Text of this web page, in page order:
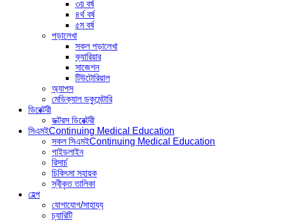
৩য় বর্ষ
৪র্থ বর্ষ
৫ম বর্ষ
পড়ালেখা
সকল পড়ালেখা
ক্যারিয়ার
সাজেশন
টিউটোরিয়াল
অ্যাপস
মেডিক্যাল ডকুমেন্টারি
ডিরেক্টরী
ডক্টরস ডিরেক্টরী
সিএমইContinuing Medical Education
সকল সিএমইContinuing Medical Education
গাইডলাইন
রিসার্চ
চিকিৎসা সহায়ক
স্বীকৃত তালিকা
হেল্প
যোগাযোগ/সাহায্য
চ্যারিটি